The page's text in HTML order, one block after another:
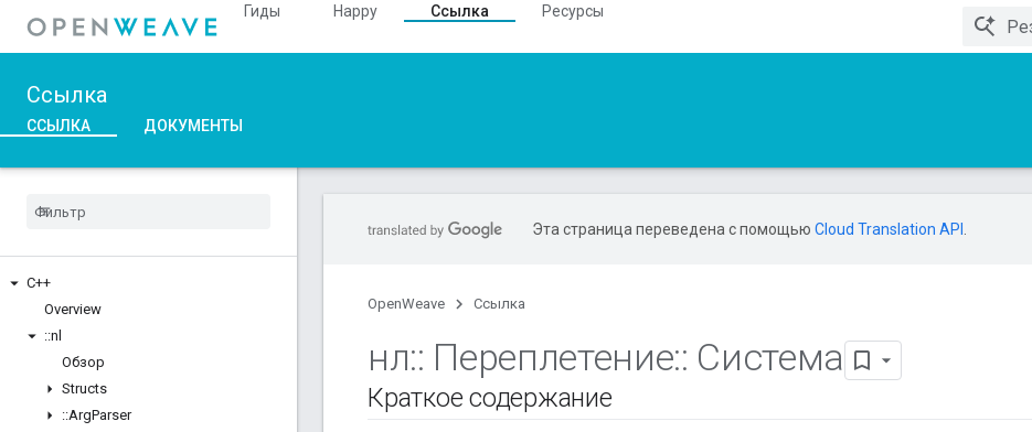
Гиды Happy Ссылка
Ресурсы
Ссылка
ССЫЛКА ДОКУМЕНТЫ
C++
Overview
::nl
Обзор
Structs
::ArgParser
Эта страница переведена с помощью Cloud Translation API
OpenWeave Ссылка
нл:: Переплетение:: Система
Краткое содержание